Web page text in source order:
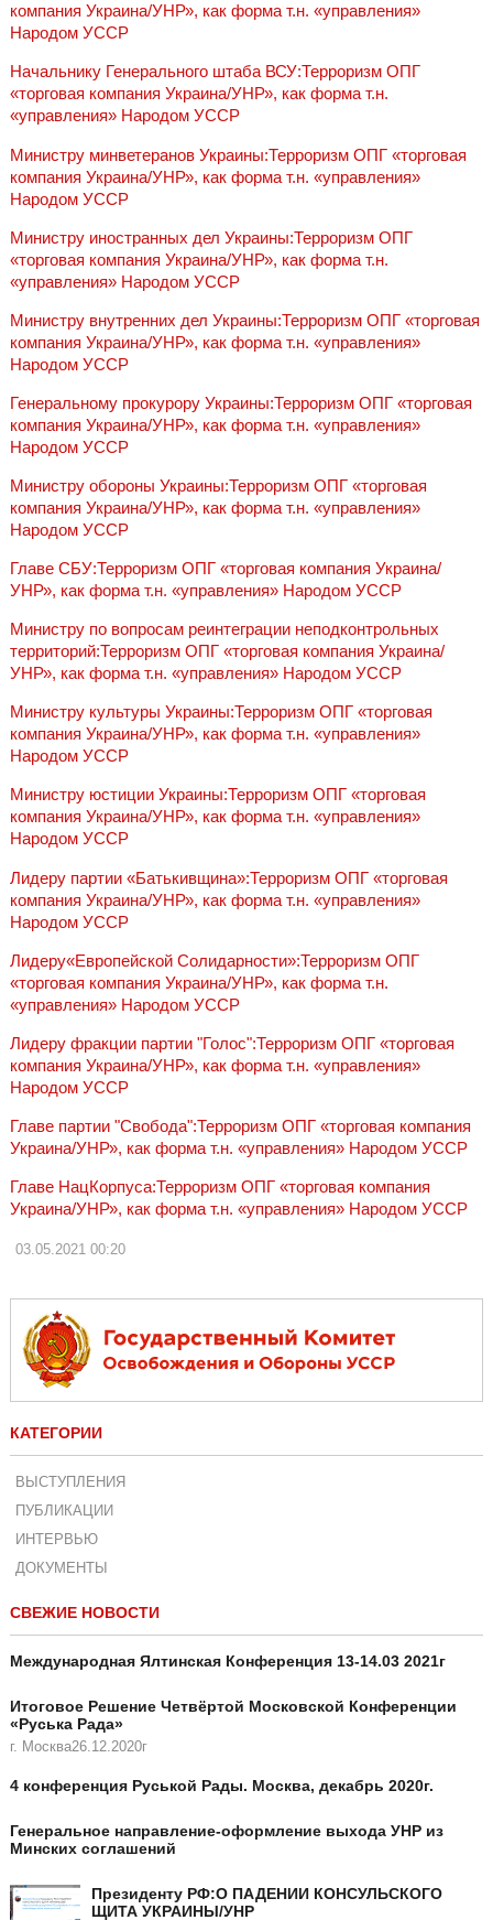
компания Украина/УНР», как форма т.н. «управления»
Народом УССР
Начальнику Генерального штаба ВСУ:Терроризм ОПГ
«торговая компания Украина/УНР», как форма т.н.
«управления» Народом УССР
Министру минветеранов Украины:Терроризм ОПГ «торговая
компания Украина/УНР», как форма т.н. «управления»
Народом УССР
Министру иностранных дел Украины:Терроризм ОПГ
«торговая компания Украина/УНР», как форма т.н.
«управления» Народом УССР
Министру внутренних дел Украины:Терроризм ОПГ «торговая
компания Украина/УНР», как форма т.н. «управления»
Народом УССР
Генеральному прокурору Украины:Терроризм ОПГ «торговая
компания Украина/УНР», как форма т.н. «управления»
Народом УССР
Министру обороны Украины:Терроризм ОПГ «торговая
компания Украина/УНР», как форма т.н. «управления»
Народом УССР
Главе СБУ:Терроризм ОПГ «торговая компания Украина/
УНР», как форма т.н. «управления» Народом УССР
Министру по вопросам реинтеграции неподконтрольных
территорий:Терроризм ОПГ «торговая компания Украина/
УНР», как форма т.н. «управления» Народом УССР
Министру культуры Украины:Терроризм ОПГ «торговая
компания Украина/УНР», как форма т.н. «управления»
Народом УССР
Министру юстиции Украины:Терроризм ОПГ «торговая
компания Украина/УНР», как форма т.н. «управления»
Народом УССР
Лидеру партии «Батькивщина»:Терроризм ОПГ «торговая
компания Украина/УНР», как форма т.н. «управления»
Народом УССР
Лидеру«Европейской Солидарности»:Терроризм ОПГ
«торговая компания Украина/УНР», как форма т.н.
«управления» Народом УССР
Лидеру фракции партии "Голос":Терроризм ОПГ «торговая
компания Украина/УНР», как форма т.н. «управления»
Народом УССР
Главе партии "Свобода":Терроризм ОПГ «торговая компания
Украина/УНР», как форма т.н. «управления» Народом УССР
Главе НацКорпуса:Терроризм ОПГ «торговая компания
Украина/УНР», как форма т.н. «управления» Народом УССР
03.05.2021 00:20
КАТЕГОРИИ
ВЫСТУПЛЕНИЯ
ПУБЛИКАЦИИ
ИНТЕРВЬЮ
ДОКУМЕНТЫ
СВЕЖИЕ НОВОСТИ
Международная Ялтинская Конференция 13-14.03 2021г
Итоговое Решение Четвёртой Московской Конференции
«Руська Рада»
г. Москва26.12.2020г
4 конференция Руськой Рады. Москва, декабрь 2020г.
Генеральное направление-оформление выхода УНР из
Минских соглашений
Президенту РФ:О ПАДЕНИИ КОНСУЛЬСКОГО
ЩИТА УКРАИНЫ/УНР​​